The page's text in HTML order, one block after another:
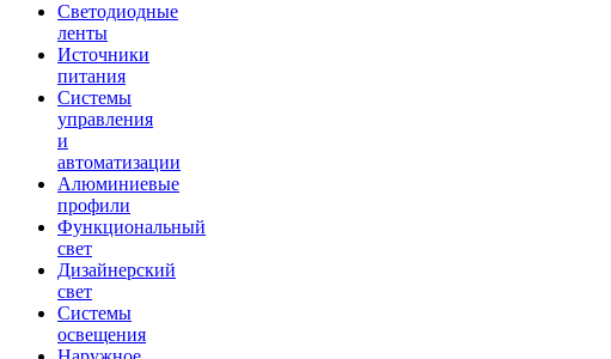
Светодиодные
ленты
Источники
питания
Системы
управления
и
автоматизации
Алюминиевые
профили
Функциональный
свет
Дизайнерский
свет
Системы
освещения